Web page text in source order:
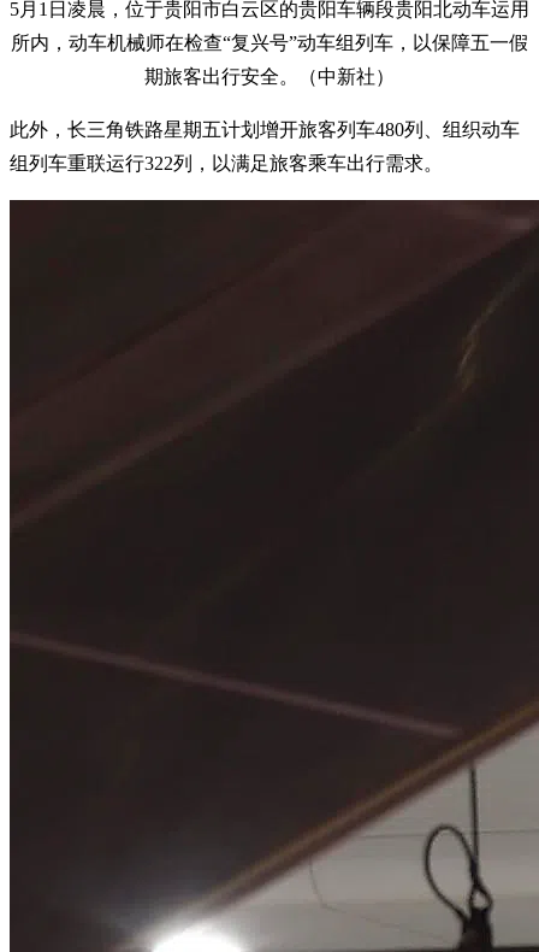
5月1日凌晨，位于贵阳市白云区的贵阳车辆段贵阳北动车运用
所内，动车机械师在检查“复兴号”动车组列车，以保障五一假
期旅客出行安全。（中新社）
此外，长三角铁路星期五计划增开旅客列车480列、组织动车
组列车重联运行322列，以满足旅客乘车出行需求。